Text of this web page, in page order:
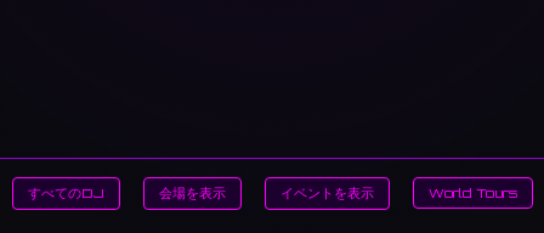
すべてのDJ 会場を表示 イベントを表示 World Tours